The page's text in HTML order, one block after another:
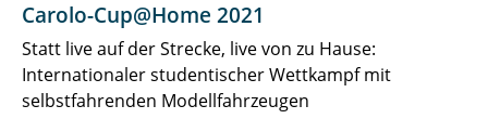
Carolo-Cup@Home 2021
Statt live auf der Strecke, live von zu Hause:
Internationaler studentischer Wettkampf mit
selbstfahrenden Modellfahrzeugen